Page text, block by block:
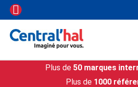
Plus de 50 marques
Plus de 1000